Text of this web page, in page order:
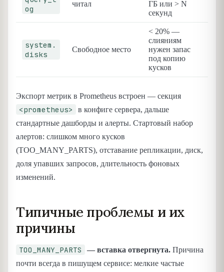
og
читал
ГБ или > N
секунд
system.
disks
Свободное место
< 20% —
слияниям
нужен запас
под копию
кусков
Экспорт метрик в Prometheus встроен — секция
<prometheus>
в конфиге сервера, дальше
стандартные дашборды и алерты. Стартовый набор
алертов: слишком много кусков
(TOO_MANY_PARTS), отставание репликации, диск,
доля упавших запросов, длительность фоновых
изменений.
Типичные проблемы и их
причины
TOO_MANY_PARTS — вставка отвергнута. Причина
почти всегда в пишущем сервисе: мелкие частые